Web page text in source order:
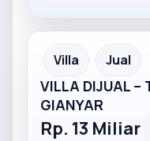
Partner Ad
Villa Jual
VILLA DIJUAL –
GIANYAR
Rp. 13 Miliar